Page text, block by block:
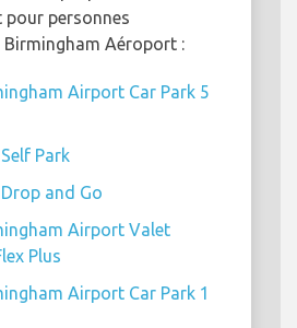
personnes
Birmingham Aéroport :
Airport Car Park 5
Park
and Go
Airport Valet
Plus
Airport Car Park 1